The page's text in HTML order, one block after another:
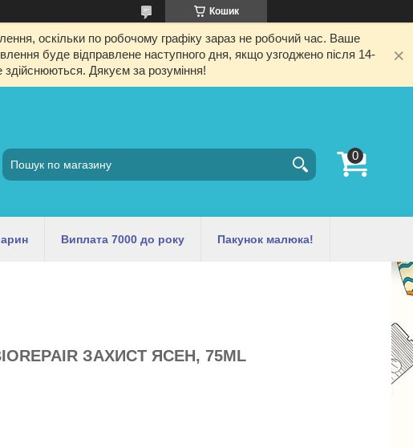
Кошик
оскільки по робочому графіку зараз не робочий час. Ваше
буде відправлене наступного дня, якщо узгоджено після 14-
Дякуєм за розуміння!
Виплата 7000 до року Пакунок малюка!
ЗАХИСТ ЯСЕН, 75ML